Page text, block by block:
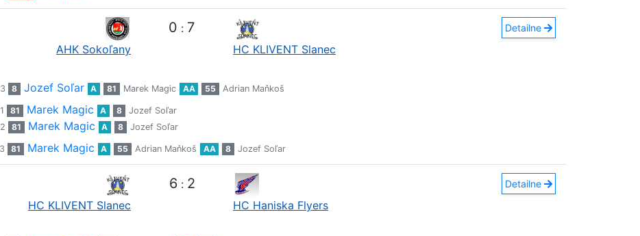
AHK Sokoľany
0 : 7
HC KLIVENT Slanec
Detailne
8 Jozef Soľar A 81 Marek Magic AA 55 Adrian Maňkoš
81 Marek Magic A 8
Jozef Soľar
81 Marek Magic A 8 Jozef Soľar
81 Marek Magic A 55 Adrian Maňkoš AA 8 Jozef Soľar
HC KLIVENT Slanec
6 : 2
HC Haniska Flyers
Detailne